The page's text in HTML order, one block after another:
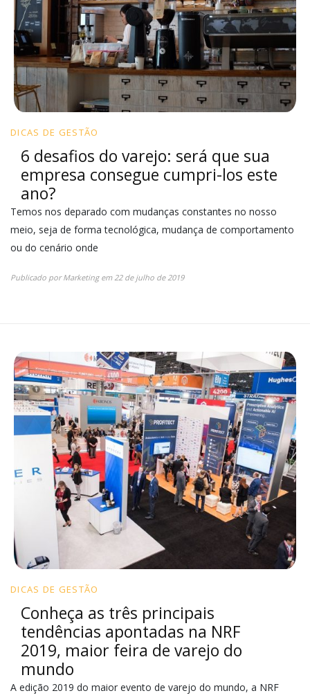
DICAS DE GESTÃO
6 desafios do varejo: será que sua
empresa consegue cumpri-los este
ano?
Temos nos deparado com mudanças constantes no nosso
meio, seja de forma tecnológica, mudança de comportamento
ou do cenário onde
Publicado porMarketingem22 de julho de 2019
DICAS DE GESTÃO
Conheça as três principais
tendências apontadas na NRF
2019, maior feira de varejo do
mundo
A edição 2019 do maior evento de varejo do mundo, a NRF